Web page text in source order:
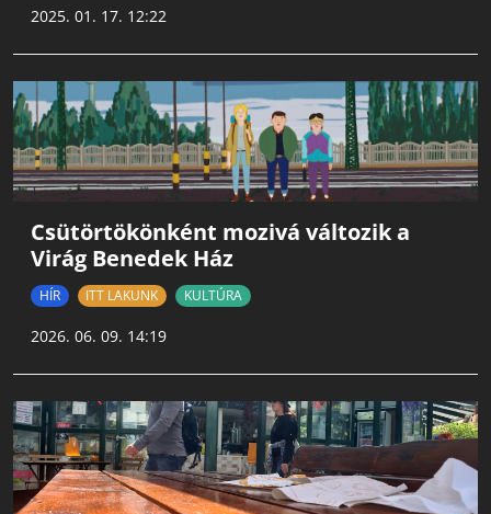
2025. 01. 17. 12:22
Csütörtökönként mozivá változik a
Virág Benedek Ház
HÍR ITT LAKUNK KULTÚRA
2026. 06. 09. 14:19